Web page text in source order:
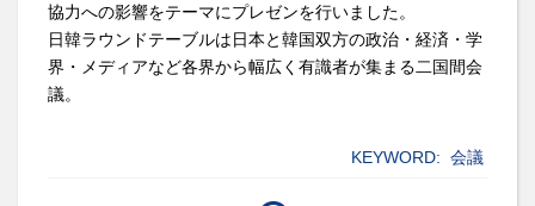
協力への影響をテーマにプレゼンを行いました。
日韓ラウンドテーブルは日本と韓国双方の政治・経済・学
界・メディアなど各界から幅広く有識者が集まる二国間会
議。
KEYWORD: 会議